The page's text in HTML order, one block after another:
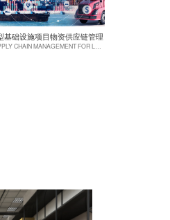
基础设施项目物资供应链管理
SUPPLY CHAIN MANAGEMENT FOR LARGE-SCALE INFRASTRUCTURE PROJECTS